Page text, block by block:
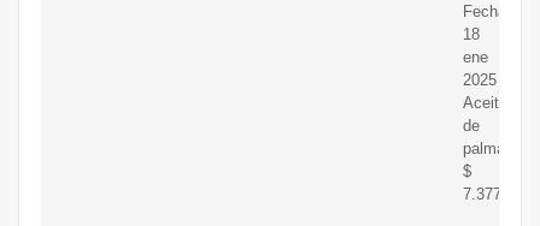
Fecha:
18
ene
2025
Aceite
de
palma
$
7.377